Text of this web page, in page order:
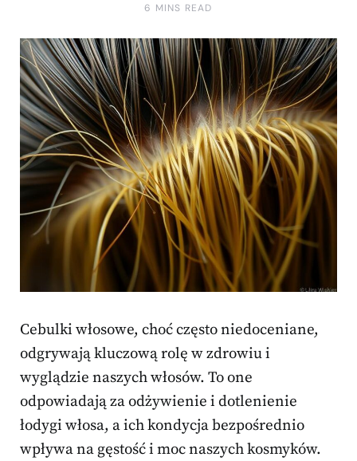
6 MINS READ
Cebulki włosowe, choć często niedoceniane,
odgrywają kluczową rolę w zdrowiu i
wyglądzie naszych włosów. To one
odpowiadają za odżywienie i dotlenienie
łodygi włosa, a ich kondycja bezpośrednio
wpływa na gęstość i moc naszych kosmyków.